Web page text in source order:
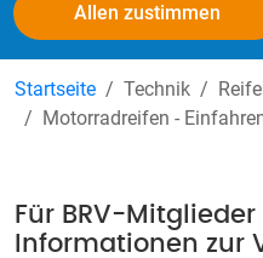
Allen zustimmen
Startseite Technik
Motorradreifen -
Für BRV-
Informationen zur